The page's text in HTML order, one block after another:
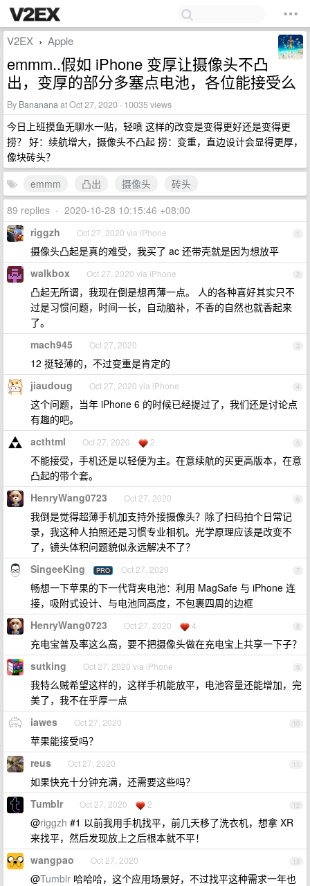
V2EX › Apple
emmm..假如 iPhone 变厚让摄像头不凸
出，变厚的部分多塞点电池，各位能接受么
By Banananaat Oct 27, 2020 · 10035 views
今日上班摸鱼无聊水一贴，轻喷 这样的改变是变得更好还是变得更
捞？ 好：续航增大，摄像头不凸起 捞：变重，直边设计会显得更厚，
像块砖头？
emmm
凸出 摄像头
砖头
89 replies • 2020-10-28 10:15:46 +08:00
1
riggzh Oct 27, 2020 via iPhone
摄像头凸起是真的难受，我买了 ac 还带壳就是因为想放平
2
walkbox Oct 27, 2020 via iPhone
凸起无所谓，我现在倒是想再薄一点。 人的各种喜好其实只不
过是习惯问题，时间一长，自动脑补，不香的自然也就香起来
了。
3
mach945 Oct 27, 2020
12 挺轻薄的，不过变重是肯定的
4
jiaudoug Oct 27, 2020 via iPhone
这个问题，当年 iPhone 6 的时候已经提过了，我们还是讨论点
有趣的吧。
5
acthtml Oct 27, 2020 2
不能接受，手机还是以轻便为主。在意续航的买更高版本，在意
凸起的带个套。
6
HenryWang0723 Oct 27, 2020
我倒是觉得超薄手机加支持外接摄像头？除了扫码拍个日常记
录，我这种人拍照还是习惯专业相机。光学原理应该是改变不
了，镜头体积问题貌似永远解决不了？
7
SingeeKing PRO Oct 27, 2020
畅想一下苹果的下一代背夹电池：利用 MagSafe 与 iPhone 连
接，吸附式设计、与电池同高度，不包裹四周的边框
8
HenryWang0723 Oct 27, 2020 4
充电宝普及率这么高，要不把摄像头做在充电宝上共享一下子？
9
sutking Oct 27, 2020 via iPhone
我特么贼希望这样的，这样手机能放平，电池容量还能增加，完
美了，我不在乎厚一点
10
iawes Oct 27, 2020
苹果能接受吗？
11
reus Oct 27, 2020
如果快充十分钟充满，还需要这些吗？
12
Tumblr Oct 27, 2020 2
@riggzh #1 以前我用手机找平，前几天移了洗衣机，想拿 XR
来找平，然后发现放上之后根本就不平！
13
wangpao Oct 27, 2020
@Tumblr 哈哈哈，这个应用场景好，不过找平这种需求一年也